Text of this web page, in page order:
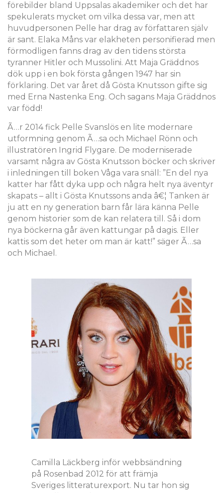
förebilder bland Uppsalas akademiker och det har
spekulerats mycket om vilka dessa var, men att
huvudpersonen Pelle har drag av författaren själv
är sant. Elaka Måns var elakheten personifierad men
förmodligen fanns drag av den tidens största
tyranner Hitler och Mussolini. Att Maja Gräddnos
dök upp i en bok första gången 1947 har sin
förklaring. Det var året då Gösta Knutsson gifte sig
med Erna Nastenka Eng. Och sagans Maja Gräddnos
var född!
Ã…r 2014 fick Pelle Svanslös en lite modernare
utformning genom Ã…sa och Michael Rönn och
illustratören Ingrid Flygare. De moderniserade
varsamt några av Gösta Knutsson böcker och skriver
i inledningen till boken Våga vara snäll: ”En del nya
katter har fått dyka upp och några helt nya äventyr
skapats – allt i Gösta Knutssons anda â€¦ Tanken är
ju att en ny generation barn får lära känna Pelle
genom historier som de kan relatera till. Så i dom
nya böckerna går även kattungar på dagis. Eller
kattis som det heter om man är katt!” säger Ã…sa
och Michael.
Camilla Läckberg inför webbsändning
på Rosenbad 2012 för att främja
Sveriges litteraturexport. Nu tar hon sig